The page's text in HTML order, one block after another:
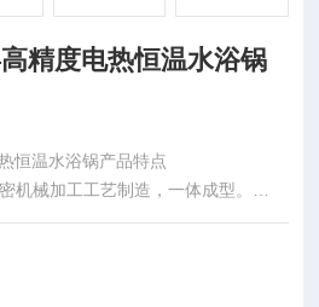
精度电热恒温水浴锅
恒温水浴锅产品特点
机械加工工艺制造，一体成型。
算放大器和双积分高精度A/D转换技
波动性小，均匀性好，LED显示准